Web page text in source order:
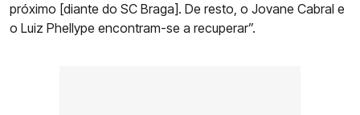
próximo [diante do SC Braga]. De resto, o Jovane Cabral e
o Luiz Phellype encontram-se a recuperar”.